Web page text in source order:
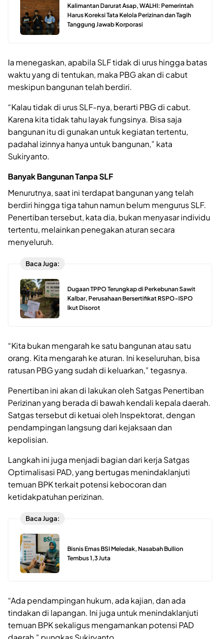
Kalimantan Darurat Asap, WALHI: Pemerintah
Harus Koreksi Tata Kelola Perizinan dan Tagih
Tanggung Jawab Korporasi
Ia menegaskan, apabila SLF tidak di urus hingga batas
waktu yang di tentukan, maka PBG akan di cabut
meskipun bangunan telah berdiri.
“Kalau tidak di urus SLF-nya, berarti PBG di cabut.
Karena kita tidak tahu layak fungsinya. Bisa saja
bangunan itu di gunakan untuk kegiatan tertentu,
padahal izinnya hanya untuk bangunan,” kata
Sukiryanto.
Banyak Bangunan Tanpa SLF
Menurutnya, saat ini terdapat bangunan yang telah
berdiri hingga tiga tahun namun belum mengurus SLF.
Penertiban tersebut, kata dia, bukan menyasar individu
tertentu, melainkan penegakan aturan secara
menyeluruh.
Baca Juga:
Dugaan TPPO Terungkap di Perkebunan Sawit
Kalbar, Perusahaan Bersertifikat RSPO-ISPO
Ikut Disorot
“Kita bukan mengarah ke satu bangunan atau satu
orang. Kita mengarah ke aturan. Ini keseluruhan, bisa
ratusan PBG yang sudah di keluarkan,” tegasnya.
Penertiban ini akan di lakukan oleh Satgas Penertiban
Perizinan yang berada di bawah kendali kepala daerah.
Satgas tersebut di ketuai oleh Inspektorat, dengan
pendampingan langsung dari kejaksaan dan
kepolisian.
Langkah ini juga menjadi bagian dari kerja Satgas
Optimalisasi PAD, yang bertugas menindaklanjuti
temuan BPK terkait potensi kebocoran dan
ketidakpatuhan perizinan.
Baca Juga:
Bisnis Emas BSI Meledak, Nasabah Bullion
Tembus 1,3 Juta
“Ada pendampingan hukum, ada kajian, dan ada
tindakan di lapangan. Ini juga untuk menindaklanjuti
temuan BPK sekaligus mengamankan potensi PAD